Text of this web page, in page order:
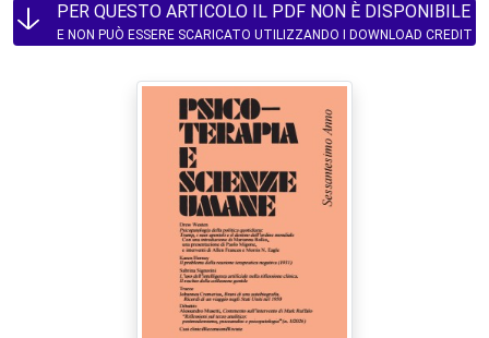
PER QUESTO ARTICOLO IL PDF NON È DISPONIBILE
E NON PUÒ ESSERE SCARICATO UTILIZZANDO I DOWNLOAD CREDIT